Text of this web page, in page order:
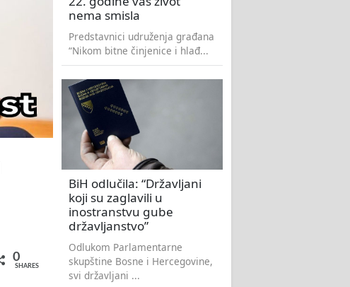
0
SHARES
nema smisla
Predstavnici udruženja građana
“Nikom bitne činjenice i hlađ...
BiH odlučila: “Državljani
koji su zaglavili u
inostranstvu gube
državljanstvo”
Odlukom Parlamentarne
skupštine Bosne i Hercegovine,
svi državljani ...